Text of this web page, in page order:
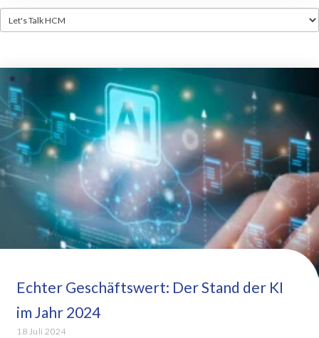
Echter Geschäftswert: Der Stand der KI
im Jahr 2024
18 Juli 2024